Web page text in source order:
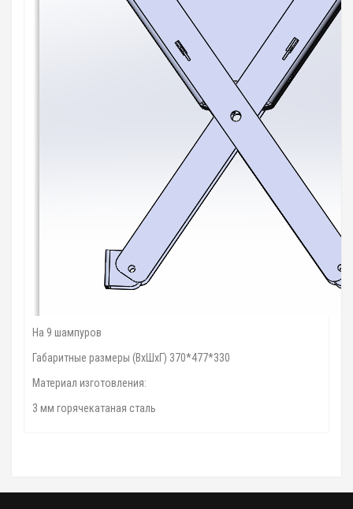
На 9 шампуров
Габаритные размеры (ВхШхГ) 370*477*330
Материал изготовления:
3 мм горячекатаная сталь